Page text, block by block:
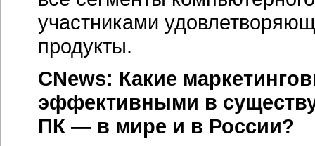
участниками
продукты.
CNews: Какие
эффективными в
ПК — в мире и в России?